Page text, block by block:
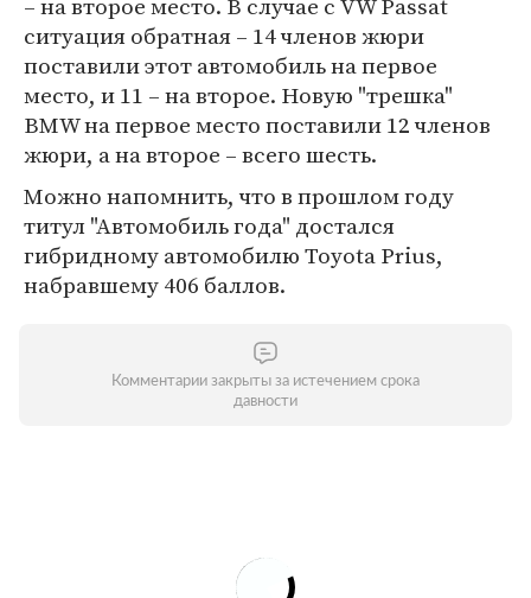
ситуация обратная – 14 членов жюри
поставили этот автомобиль на первое
место, и 11 – на второе. Новую "трешка"
BMW на первое место поставили 12 членов
жюри, а на второе – всего шесть.
Можно напомнить, что в прошлом году
титул "Автомобиль года" достался
гибридному автомобилю Toyota Prius,
набравшему 406 баллов.
Комментарии закрыты за истечением срока
давности